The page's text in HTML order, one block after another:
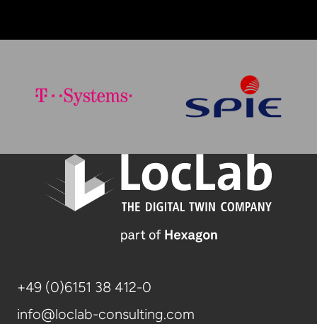
+49 (0)6151 38 412-0
info@loclab-consulting.com